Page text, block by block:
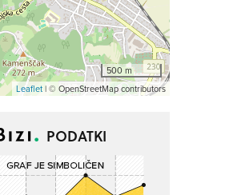
500 m
Leaflet| © OpenStreetMap contributors
PODATKI